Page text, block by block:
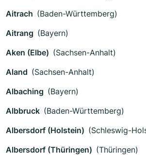
Aitrach (Baden-Württemberg)
Aitrang (Bayern)
Aken (Elbe) (Sachsen-Anhalt)
Aland (Sachsen-Anhalt)
Albaching (Bayern)
Albbruck (Baden-Württemberg)
Albersdorf (Holstein) (Schleswig-
Albersdorf (Thüringen) (Thüringen)